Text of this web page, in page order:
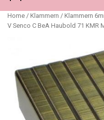
Home / Klammern / Klammern
V Senco C BeA Haubold 71 KMR